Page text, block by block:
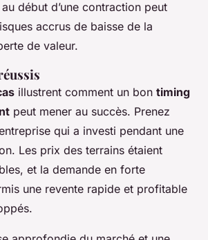
début d’une contraction peut
accrus de baisse de la
de valeur.
illustrent comment un bon timing
peut mener au succès. Prenez
entreprise qui a investi pendant une
Les prix des terrains étaient
et la demande en forte
une revente rapide et profitable